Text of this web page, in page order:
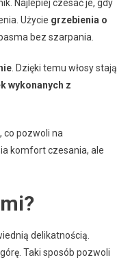
Najlepiej czesać je, gdy
Użycie grzebienia o
bez szarpania.
. Dzięki temu włosy stają
wykonanych z
, co pozwoli na
komfort czesania, ale
delikatnością.
Taki sposób pozwoli